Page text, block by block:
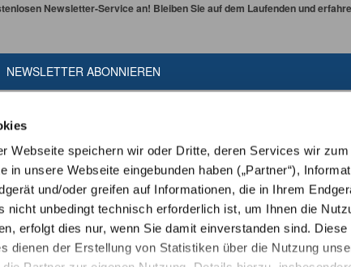
Webseite speichern wir oder Dritte, deren Services wir
in unsere Webseite eingebunden haben („Partner“),
und/oder greifen auf Informationen, die in Ihrem
nicht unbedingt technisch erforderlich ist, um Ihnen die
erfolgt dies nur, wenn Sie damit einverstanden sind. Diese
dienen der Erstellung von Statistiken über die Nutzung
Newsletter-Service an! Bleiben Sie auf dem Laufenden und
NEWSLETTER ABONNIEREN